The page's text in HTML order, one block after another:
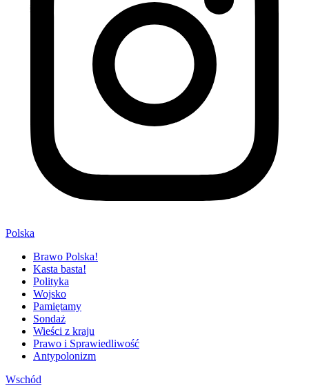
Polska
Brawo Polska!
Kasta basta!
Polityka
Wojsko
Pamiętamy
Sondaż
Wieści z kraju
Prawo i Sprawiedliwość
Antypolonizm
Wschód